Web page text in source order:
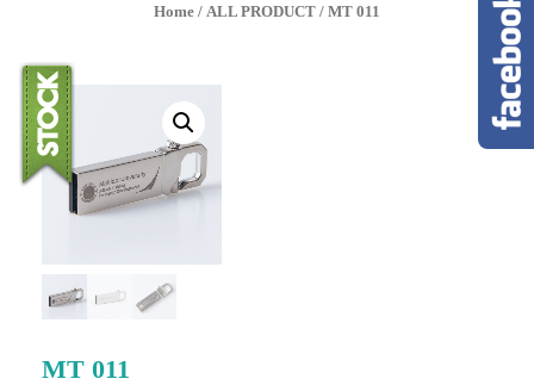
Home / ALL PRODUCT / MT 011
MT 011